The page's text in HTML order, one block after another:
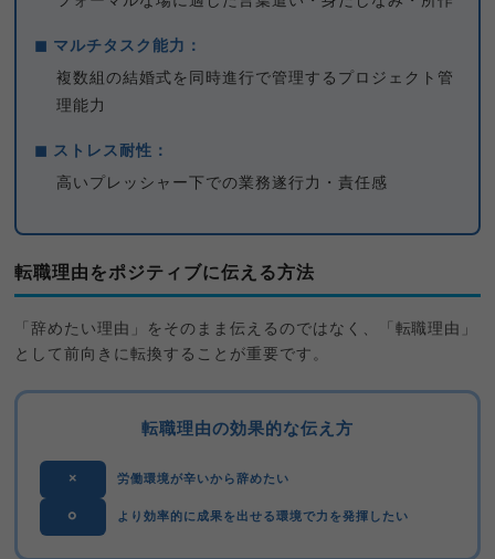
◼ マルチタスク能力：
複数組の結婚式を同時進行で管理するプロジェクト管
理能力
◼ ストレス耐性：
高いプレッシャー下での業務遂行力・責任感
転職理由をポジティブに伝える方法
「辞めたい理由」をそのまま伝えるのではなく、「転職理由」
として前向きに転換することが重要です。
転職理由の効果的な伝え方
× 労働環境が辛いから辞めたい
○ より効率的に成果を出せる環境で力を発揮したい